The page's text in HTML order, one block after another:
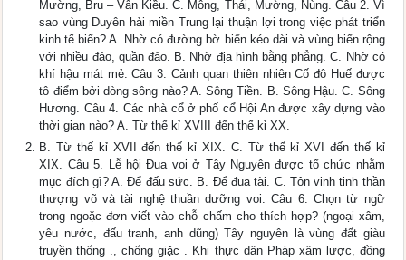
Mường, Bru – Vân Kiều. C. Mông, Thái, Mường, Nùng. Câu 2. Vì
sao vùng Duyên hải miền Trung lại thuận lợi trong việc phát triển
kinh tế biển? A. Nhờ có đường bờ biển kéo dài và vùng biển rộng
với nhiều đảo, quần đảo. B. Nhờ địa hình bằng phẳng. C. Nhờ có
khí hậu mát mẻ. Câu 3. Cảnh quan thiên nhiên Cố đô Huế được
tô điểm bởi dòng sông nào? A. Sông Tiền. B. Sông Hậu. C. Sông
Hương. Câu 4. Các nhà cổ ở phố cổ Hội An được xây dựng vào
thời gian nào? A. Từ thế kỉ XVIII đến thế kỉ XX.
B. Từ thế kỉ XVII đến thế kỉ XIX. C. Từ thế kỉ XVI đến thế kỉ
XIX. Câu 5. Lễ hội Đua voi ở Tây Nguyên được tổ chức nhằm
mục đích gì? A. Để đấu sức. B. Để đua tài. C. Tôn vinh tinh thần
thượng võ và tài nghệ thuần dưỡng voi. Câu 6. Chọn từ ngữ
trong ngoặc đơn viết vào chỗ chấm cho thích hợp? (ngoại xâm,
yêu nước, đấu tranh, anh dũng) Tây nguyên là vùng đất giàu
truyền thống ., chống giặc . Khi thực dân Pháp xâm lược, đồng